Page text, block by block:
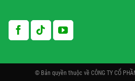
© Bản quyền thuộc về CÔNG TY CỔ